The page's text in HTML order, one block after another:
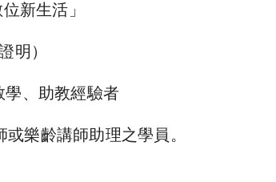
新生活」
明）
學、助教經驗者
樂齡講師助理之學員。